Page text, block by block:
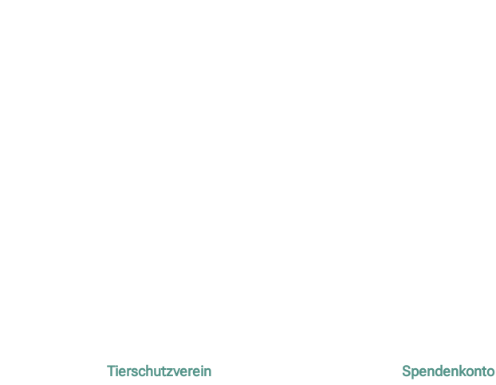
Tierschutzverein
Spendenkonto